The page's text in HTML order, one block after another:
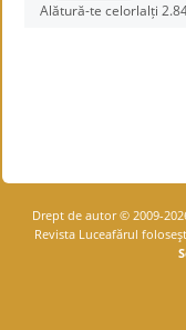
Alătură-te celorlalți
Drept de autor © 2009-
Revista Luceafărul